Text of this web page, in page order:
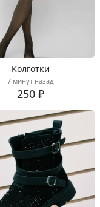
Колготки
7 минут назад
250 ₽